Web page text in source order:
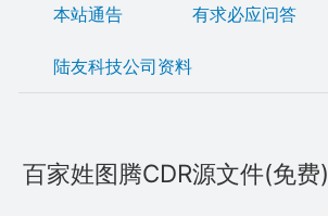
本站通告 有求必应问答
陆友科技公司资料
百家姓图腾CDR源文件(免费)